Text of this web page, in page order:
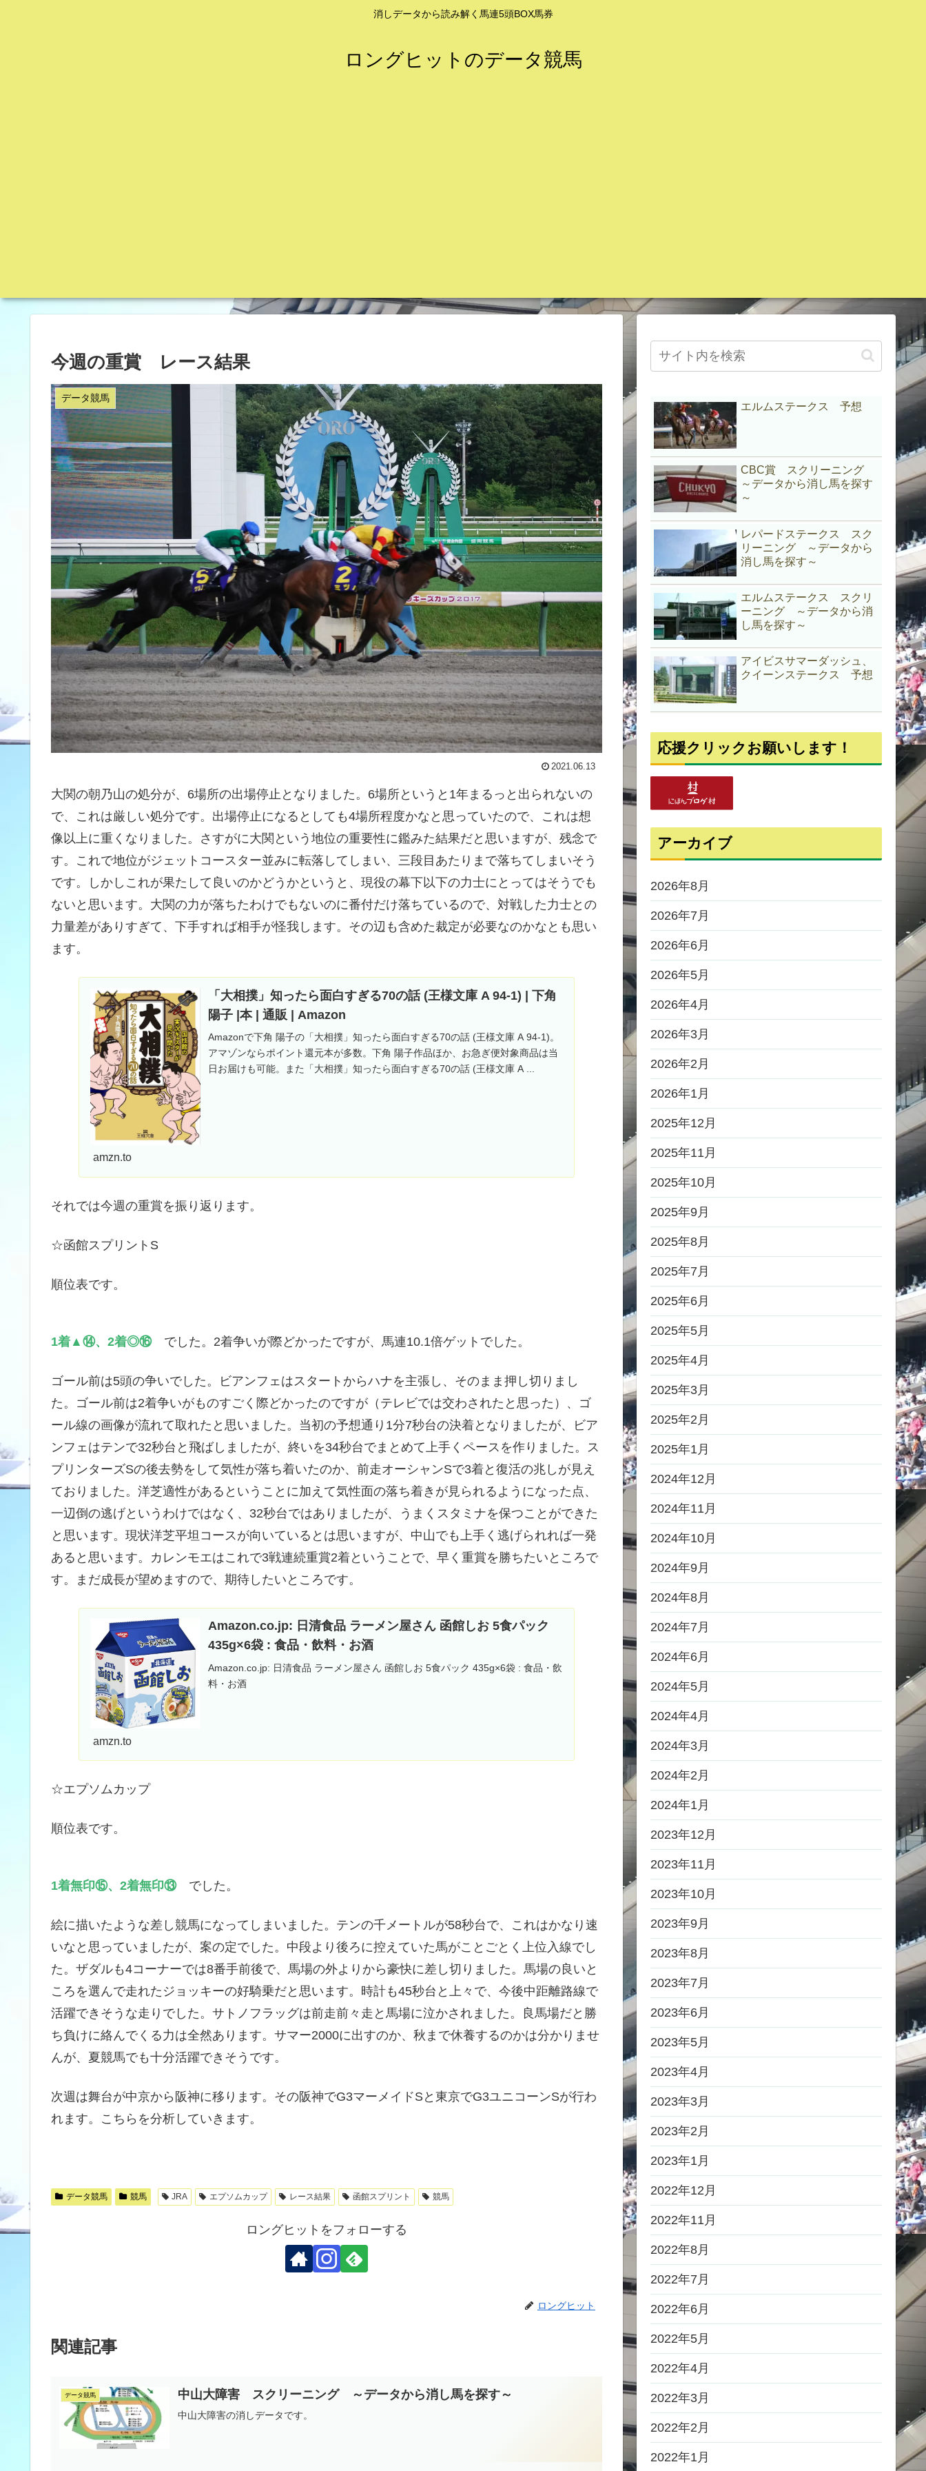
消しデータから読み解く馬連5頭BOX馬券
ロングヒットのデータ競馬
今週の重賞 レース結果
データ競馬
2021.06.13
大関の朝乃山の処分が、6場所の出場停止となりました。6場所というと1年まるっと出られないの
で、これは厳しい処分です。出場停止になるとしても4場所程度かなと思っていたので、これは想
像以上に重くなりました。さすがに大関という地位の重要性に鑑みた結果だと思いますが、残念で
す。これで地位がジェットコースター並みに転落してしまい、三段目あたりまで落ちてしまいそう
です。しかしこれが果たして良いのかどうかというと、現役の幕下以下の力士にとってはそうでも
ないと思います。大関の力が落ちたわけでもないのに番付だけ落ちているので、対戦した力士との
力量差がありすぎて、下手すれば相手が怪我します。その辺も含めた裁定が必要なのかなとも思い
ます。
「大相撲」知ったら面白すぎる70の話 (王様文庫 A 94-1) | 下角
陽子 |本 | 通販 | Amazon
Amazonで下角 陽子の「大相撲」知ったら面白すぎる70の話 (王様文庫 A 94-1)。
アマゾンならポイント還元本が多数。下角 陽子作品ほか、お急ぎ便対象商品は当
日お届けも可能。また「大相撲」知ったら面白すぎる70の話 (王様文庫 A ...
amzn.to
それでは今週の重賞を振り返ります。
☆函館スプリントS
順位表です。
1着▲⑭、2着◎⑯でした。2着争いが際どかったですが、馬連10.1倍ゲットでした。
ゴール前は5頭の争いでした。ビアンフェはスタートからハナを主張し、そのまま押し切りまし
た。ゴール前は2着争いがものすごく際どかったのですが（テレビでは交わされたと思った）、ゴ
ール線の画像が流れて取れたと思いました。当初の予想通り1分7秒台の決着となりましたが、ビア
ンフェはテンで32秒台と飛ばしましたが、終いを34秒台でまとめて上手くペースを作りました。ス
プリンターズSの後去勢をして気性が落ち着いたのか、前走オーシャンSで3着と復活の兆しが見え
ておりました。洋芝適性があるということに加えて気性面の落ち着きが見られるようになった点、
一辺倒の逃げというわけではなく、32秒台ではありましたが、うまくスタミナを保つことができた
と思います。現状洋芝平坦コースが向いているとは思いますが、中山でも上手く逃げられれば一発
あると思います。カレンモエはこれで3戦連続重賞2着ということで、早く重賞を勝ちたいところで
す。まだ成長が望めますので、期待したいところです。
Amazon.co.jp: 日清食品 ラーメン屋さん 函館しお 5食パック
435g×6袋 : 食品・飲料・お酒
Amazon.co.jp: 日清食品 ラーメン屋さん 函館しお 5食パック 435g×6袋 : 食品・飲
料・お酒
amzn.to
☆エプソムカップ
順位表です。
1着無印⑮、2着無印⑬でした。
絵に描いたような差し競馬になってしまいました。テンの千メートルが58秒台で、これはかなり速
いなと思っていましたが、案の定でした。中段より後ろに控えていた馬がことごとく上位入線でし
た。ザダルも4コーナーでは8番手前後で、馬場の外よりから豪快に差し切りました。馬場の良いと
ころを選んで走れたジョッキーの好騎乗だと思います。時計も45秒台と上々で、今後中距離路線で
活躍できそうな走りでした。サトノフラッグは前走前々走と馬場に泣かされました。良馬場だと勝
ち負けに絡んでくる力は全然あります。サマー2000に出すのか、秋まで休養するのかは分かりませ
んが、夏競馬でも十分活躍できそうです。
次週は舞台が中京から阪神に移ります。その阪神でG3マーメイドSと東京でG3ユニコーンSが行わ
れます。こちらを分析していきます。
データ競馬 競馬 JRA エプソムカップ レース結果 函館スプリント 競馬
ロングヒットをフォローする
ロングヒット
関連記事
データ競馬 中山大障害 スクリーニング ～データから消し馬を探す～
中山大障害の消しデータです。
エルムステークス 予想
CBC賞 スクリーニング
～データから消し馬を探す
～
レパードステークス スク
リーニング ～データから
消し馬を探す～
エルムステークス スクリ
ーニング ～データから消
し馬を探す～
アイビスサマーダッシュ、
クイーンステークス 予想
応援クリックお願いします！
アーカイブ
2026年8月
2026年7月
2026年6月
2026年5月
2026年4月
2026年3月
2026年2月
2026年1月
2025年12月
2025年11月
2025年10月
2025年9月
2025年8月
2025年7月
2025年6月
2025年5月
2025年4月
2025年3月
2025年2月
2025年1月
2024年12月
2024年11月
2024年10月
2024年9月
2024年8月
2024年7月
2024年6月
2024年5月
2024年4月
2024年3月
2024年2月
2024年1月
2023年12月
2023年11月
2023年10月
2023年9月
2023年8月
2023年7月
2023年6月
2023年5月
2023年4月
2023年3月
2023年2月
2023年1月
2022年12月
2022年11月
2022年8月
2022年7月
2022年6月
2022年5月
2022年4月
2022年3月
2022年2月
2022年1月